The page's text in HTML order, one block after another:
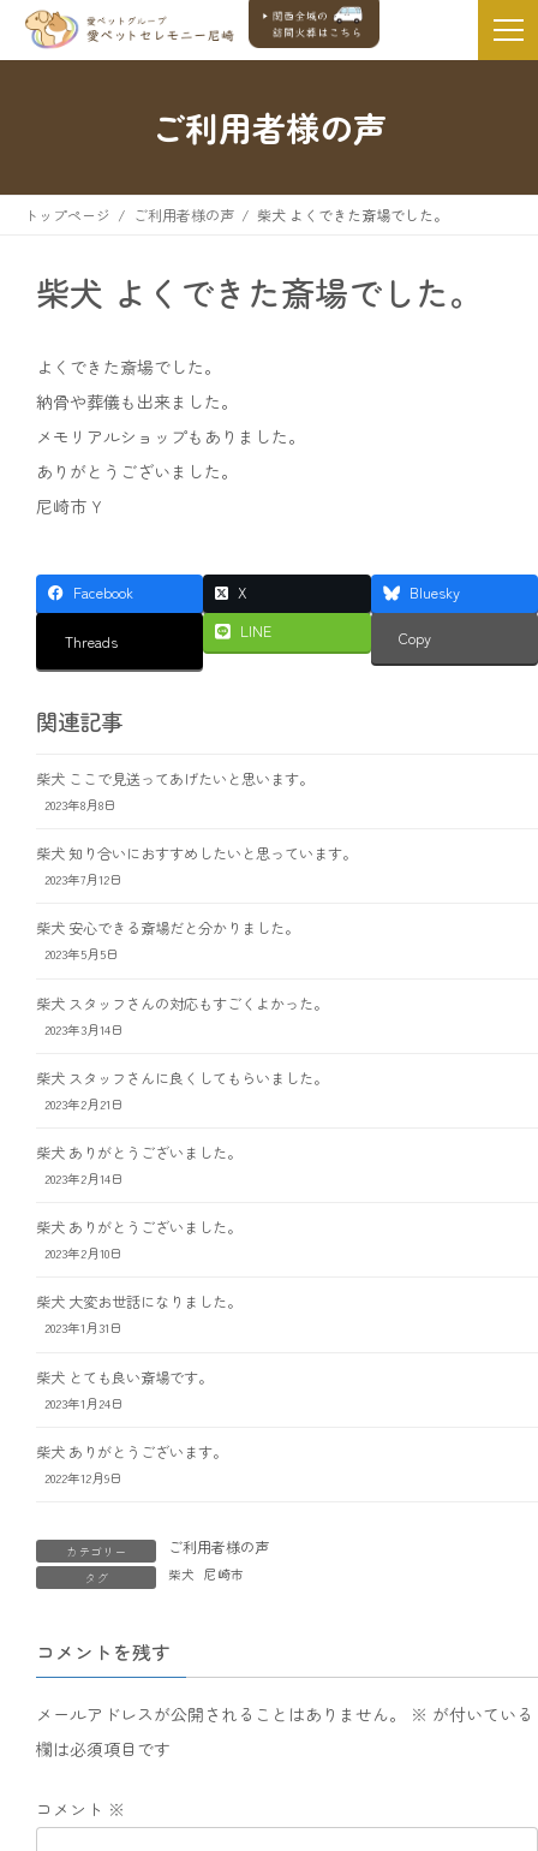
ご利用者様の声
トップページ ご利用者様の声 柴犬 よくできた斎場でした。
柴犬 よくできた斎場でした。
よくできた斎場でした。
納骨や葬儀も出来ました。
メモリアルショップもありました。
ありがとうございました。
尼崎市 Y
Facebook X Bluesky
Threads LINE Copy
関連記事
柴犬 ここで見送ってあげたいと思います。
2023年8月8日
柴犬 知り合いにおすすめしたいと思っています。
2023年7月12日
柴犬 安心できる斎場だと分かりました。
2023年5月5日
柴犬 スタッフさんの対応もすごくよかった。
2023年3月14日
柴犬 スタッフさんに良くしてもらいました。
2023年2月21日
柴犬 ありがとうございました。
2023年2月14日
柴犬 ありがとうございました。
2023年2月10日
柴犬 大変お世話になりました。
2023年1月31日
柴犬 とても良い斎場です。
2023年1月24日
柴犬 ありがとうございます。
2022年12月9日
カテゴリー ご利用者様の声
タグ 柴犬 尼崎市
コメントを残す
メールアドレスが公開されることはありません。 ※ が付いている
欄は必須項目です
コメント ※